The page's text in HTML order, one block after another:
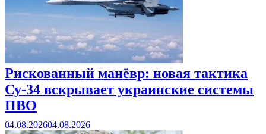
Рискованный манёвр: новая тактика
Су-34 вскрывает украинские системы
ПВО
04.08.202604.08.2026